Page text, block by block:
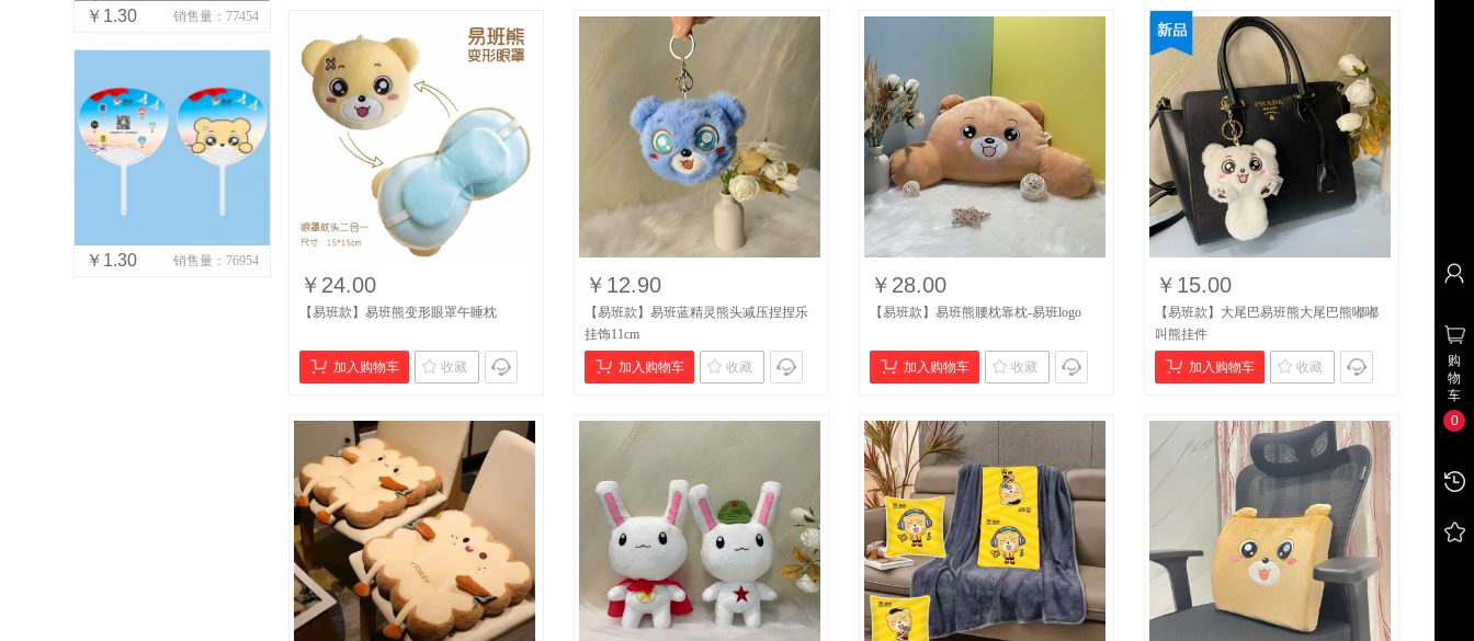
购
物
车
0
￥1.30 销售量：77454
￥1.30 销售量：76954
￥24.00
【易班款】易班熊变形眼罩午睡枕
加入购物车 收藏
￥12.90
【易班款】易班蓝精灵熊头减压捏捏乐
挂饰11cm
加入购物车 收藏
￥28.00
【易班款】易班熊腰枕靠枕-易班logo
加入购物车 收藏
￥15.00
【易班款】大尾巴易班熊大尾巴熊嘟嘟
叫熊挂件
加入购物车 收藏